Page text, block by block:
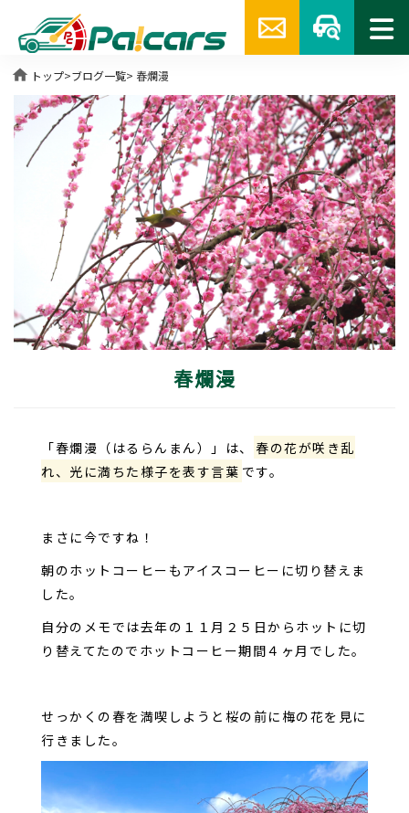
home トップ>ブログ一覧> 春爛漫
春爛漫
「春爛漫（はるらんまん）」は、
春の花が咲き乱
れ、光に満ちた様子を表す言葉 です。
まさに今ですね！
朝のホットコーヒーもアイスコーヒーに切り替えま
した。
自分のメモでは去年の１１月２５日からホットに切
り替えてたのでホットコーヒー期間４ヶ月でした。
せっかくの春を満喫しようと桜の前に梅の花を見に
行きました。